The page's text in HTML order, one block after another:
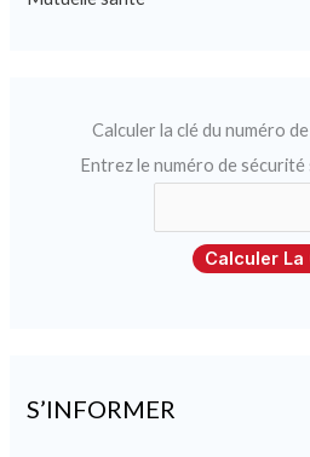
Calculer la clé du numéro
Entrez le numéro de sécurité
Calculer La
S’INFORMER